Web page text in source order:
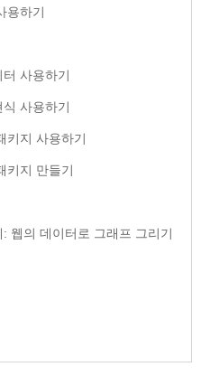
용하기
사용하기
사용하기
키지 사용하기
키지 만들기
웹의 데이터로 그래프 그리기